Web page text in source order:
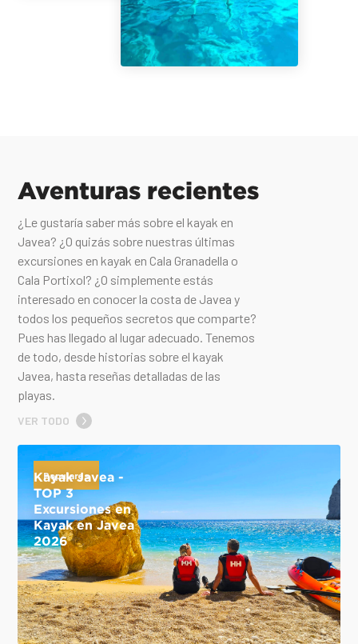
Aventuras recientes
¿Le gustaría saber más sobre el kayak en
Javea? ¿O quizás sobre nuestras últimas
excursiones en kayak en Cala Granadella o
Cala Portixol? ¿O simplemente estás
interesado en conocer la costa de Javea y
todos los pequeños secretos que comparte?
Pues has llegado al lugar adecuado. Tenemos
de todo, desde historias sobre el kayak
Javea, hasta reseñas detalladas de las
playas.
VER TODO
Kayak Javea -
TOP 3
Excursiones en
Kayak en Javea
2026
Populares